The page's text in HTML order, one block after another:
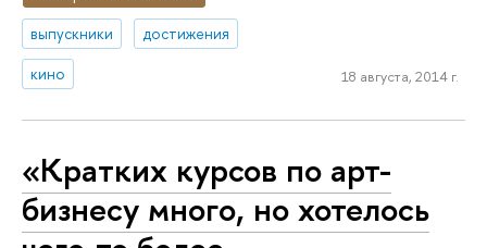
выпускники
достижения
кино
18 августа, 2014 г.
«Кратких курсов по арт-
бизнесу много, но хотелось